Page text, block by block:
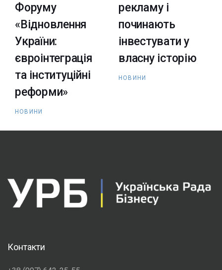
Форуму
«Відновлення
України:
євроінтеграція
та інституційні
реформи»
НОВИНИ
рекламу і
починають
інвестувати у
власну історію
НОВИНИ
Контакти